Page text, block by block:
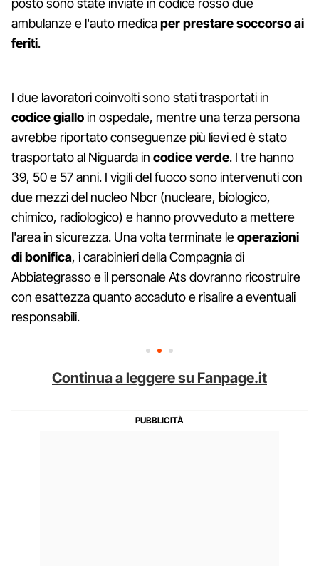
posto sono state inviate in codice rosso due
ambulanze e l'auto medicaper prestare soccorso ai
feriti.
I due lavoratori coinvolti sono stati trasportati in
codice gialloin ospedale, mentre una terza persona
avrebbe riportato conseguenze più lievi ed è stato
trasportato al Niguarda in codice verde. I tre hanno
39, 50 e 57 anni. I vigili del fuoco sono intervenuti con
due mezzi del nucleo Nbcr (nucleare, biologico,
chimico, radiologico) e hanno provveduto a mettere
l'area in sicurezza. Una volta terminate leoperazioni
di bonifica, i carabinieri della Compagnia di
Abbiategrasso e il personale Ats dovranno ricostruire
con esattezza quanto accaduto e risalire a eventuali
responsabili.
Continua a leggere su Fanpage.it